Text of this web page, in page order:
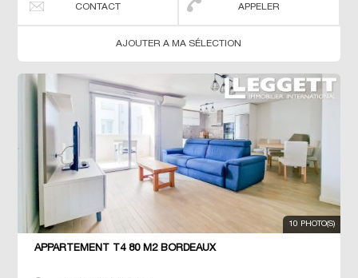
CONTACT APPELER
AJOUTER A MA SÉLECTION
10 PHOTO(S)
APPARTEMENT T4 80 M2 BORDEAUX